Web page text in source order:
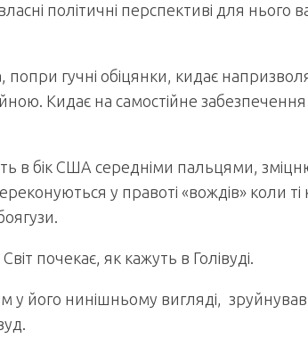
політичні перспективі для нього
гучні обіцянки, кидає
Кидає на самостійне забезпечення
в бік США середніми пальцями,
у правоті «вождів» коли
почекає, як кажуть в Голівуді.
у його нинішньому вигляді,